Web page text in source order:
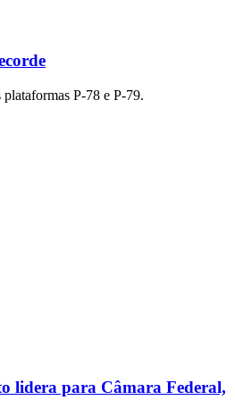
P-78 e P-79.
lidera para Câmara Federal,